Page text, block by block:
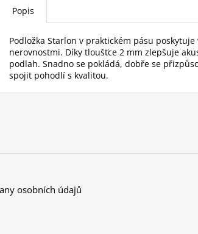
Popis
Podložka Starlon v praktickém pásu
nerovnostmi. Díky tloušťce 2 mm zlepšuje
podlah. Snadno se pokládá, dobře se
spojit pohodlí s kvalitou.
osobních údajů